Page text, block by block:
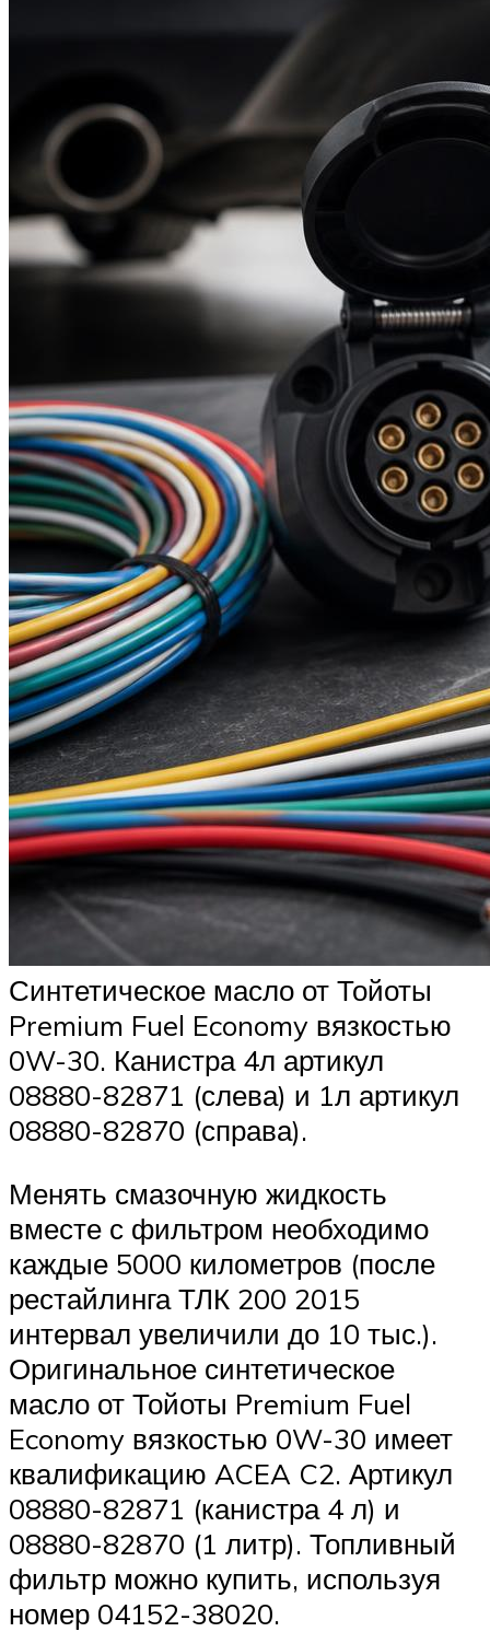
Синтетическое масло от Тойоты
Premium Fuel Economy вязкостью
0W-30. Канистра 4л артикул
08880-82871 (слева) и 1л артикул
08880-82870 (справа).
Менять смазочную жидкость
вместе с фильтром необходимо
каждые 5000 километров (после
рестайлинга ТЛК 200 2015
интервал увеличили до 10 тыс.).
Оригинальное синтетическое
масло от Тойоты Premium Fuel
Economy вязкостью 0W-30 имеет
квалификацию ACEA C2. Артикул
08880-82871 (канистра 4 л) и
08880-82870 (1 литр). Топливный
фильтр можно купить, используя
номер 04152-38020.